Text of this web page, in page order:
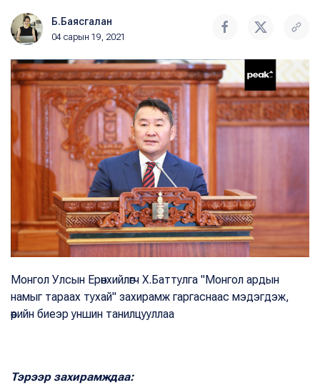
Б.Баясгалан
04 сарын 19, 2021
Монгол Улсын Ерөнхийлөгч Х.Баттулга "Монгол ардын
намыг тараах тухай" захирамж гаргаснаас мэдэгдэж,
өөрийн биеэр уншин танилцууллаа
Тэрээр захирамждаа: